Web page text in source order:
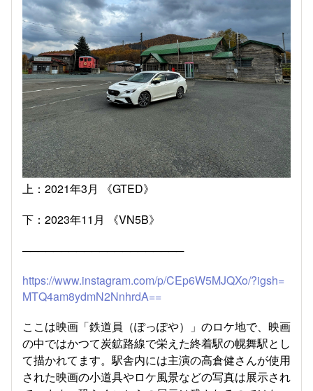
上：2021年3月 《GTED》
下：2023年11月 《VN5B》
─────────────────────
https://www.instagram.com/p/CEp6W5MJQXo/?igsh=
MTQ4am8ydmN2NnhrdA==
ここは映画「鉄道員（ぽっぽや）」のロケ地で、映画
の中ではかつて炭鉱路線で栄えた終着駅の幌舞駅とし
て描かれてます。駅舎内には主演の高倉健さんが使用
された映画の小道具やロケ風景などの写真は展示され